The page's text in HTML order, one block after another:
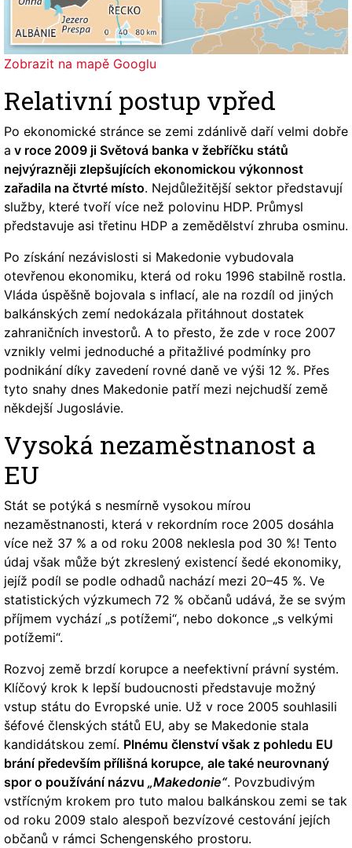
Zobrazit na mapě Googlu
Relativní postup vpřed
Po ekonomické stránce se zemi zdánlivě daří velmi dobře
a v roce 2009 ji Světová banka v žebříčku států
nejvýrazněji zlepšujících ekonomickou výkonnost
zařadila na čtvrté místo. Nejdůležitější sektor představují
služby, které tvoří více než polovinu HDP. Průmysl
představuje asi třetinu HDP a zemědělství zhruba osminu.
Po získání nezávislosti si Makedonie vybudovala
otevřenou ekonomiku, která od roku 1996 stabilně rostla.
Vláda úspěšně bojovala s inflací, ale na rozdíl od jiných
balkánských zemí nedokázala přitáhnout dostatek
zahraničních investorů. A to přesto, že zde v roce 2007
vznikly velmi jednoduché a přitažlivé podmínky pro
podnikání díky zavedení rovné daně ve výši 12 %. Přes
tyto snahy dnes Makedonie patří mezi nejchudší země
někdejší Jugoslávie.
Vysoká nezaměstnanost a
EU
Stát se potýká s nesmírně vysokou mírou
nezaměstnanosti, která v rekordním roce 2005 dosáhla
více než 37 % a od roku 2008 neklesla pod 30 %! Tento
údaj však může být zkreslený existencí šedé ekonomiky,
jejíž podíl se podle odhadů nachází mezi 20–45 %. Ve
statistických výzkumech 72 % občanů udává, že se svým
příjmem vychází „s potížemi“, nebo dokonce „s velkými
potížemi“.
Rozvoj země brzdí korupce a neefektivní právní systém.
Klíčový krok k lepší budoucnosti představuje možný
vstup státu do Evropské unie. Už v roce 2005 souhlasili
šéfové členských států EU, aby se Makedonie stala
kandidátskou zemí. Plnému členství však z pohledu EU
brání především přílišná korupce, ale také neurovnaný
spor o používání názvu „Makedonie“. Povzbudivým
vstřícným krokem pro tuto malou balkánskou zemi se tak
od roku 2009 stalo alespoň bezvízové cestování jejích
občanů v rámci Schengenského prostoru.